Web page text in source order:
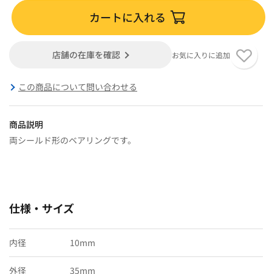
カートに入れる
店舗の在庫を確認 お気に入りに追加
この商品について問い合わせる
商品説明
両シールド形のベアリングです。
仕様・サイズ
内径 10mm
外径 35mm